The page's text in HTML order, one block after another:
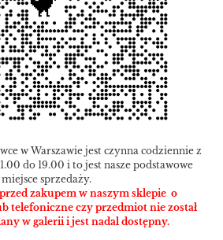
w Warszawie jest czynna codziennie z
do 19.00 i to jest nasze podstawowe
miejsce sprzedaży.
zakupem w naszym sklepie o
telefoniczne czy przedmiot nie został
w galerii i jest nadal dostępny.